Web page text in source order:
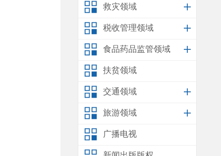
救灾领域
税收管理领域
食品药品监管领域
扶贫领域
交通领域
旅游领域
广播电视